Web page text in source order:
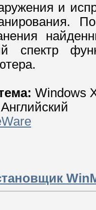
и
спектр
Windows
Английский